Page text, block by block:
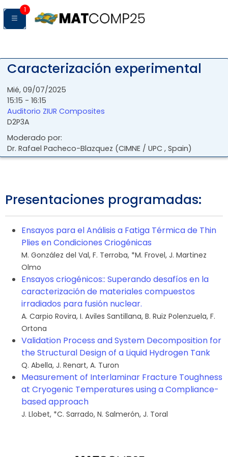
1
Caracterización experimental
Mié, 09/07/2025
15:15 - 16:15
Auditorio ZIUR Composites
D2P3A
Moderado por:
Dr. Rafael Pacheco-Blazquez (CIMNE / UPC , Spain)
Presentaciones programadas:
Ensayos para el Análisis a Fatiga Térmica de Thin
Plies en Condiciones Criogénicas
M. González del Val, F. Terroba, *M. Frovel, J. Martinez
Olmo
Ensayos criogénicos:: Superando desafíos en la
caracterización de materiales compuestos
irradiados para fusión nuclear.
A. Carpio Rovira, I. Aviles Santillana, B. Ruiz Polenzuela, F.
Ortona
Validation Process and System Decomposition for
the Structural Design of a Liquid Hydrogen Tank
Q. Abella, J. Renart, A. Turon
Measurement of Interlaminar Fracture Toughness
at Cryogenic Temperatures using a Compliance-
based approach
J. Llobet, *C. Sarrado, N. Salmerón, J. Toral